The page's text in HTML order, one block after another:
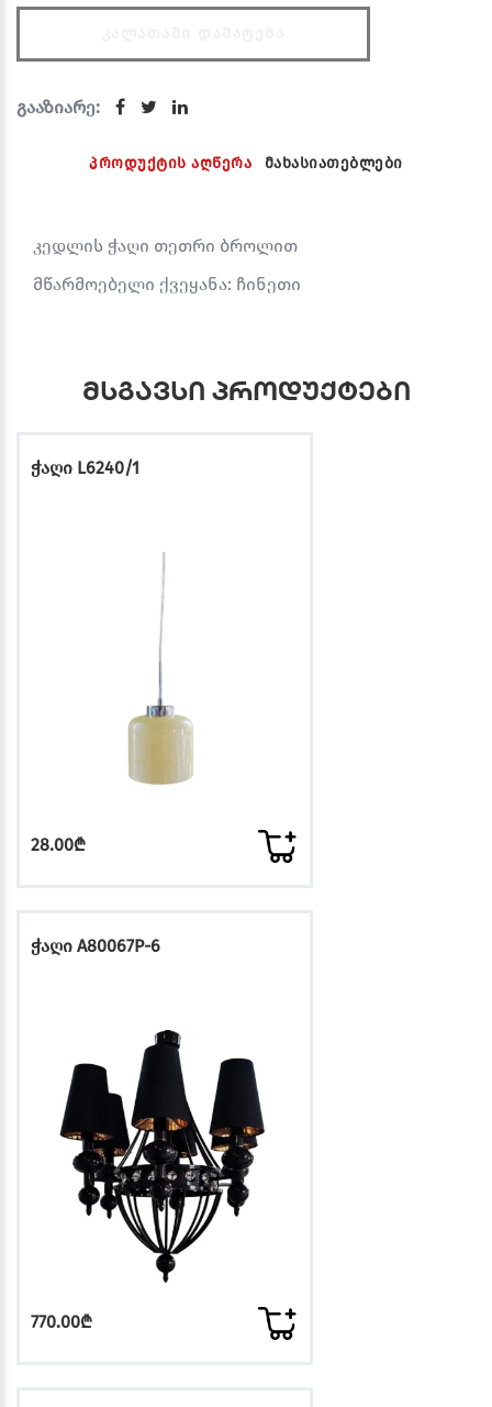
გააზიარე:
პროდუქტის აღწერა მახასიათებლები
კედლის ჭაღი თეთრი ბროლით
მწარმოებელი ქვეყანა: ჩინეთი
მსგავსი პროდუქტები
ჭაღი L6240/1
28.00₾
ჭაღი A80067P-6
770.00₾